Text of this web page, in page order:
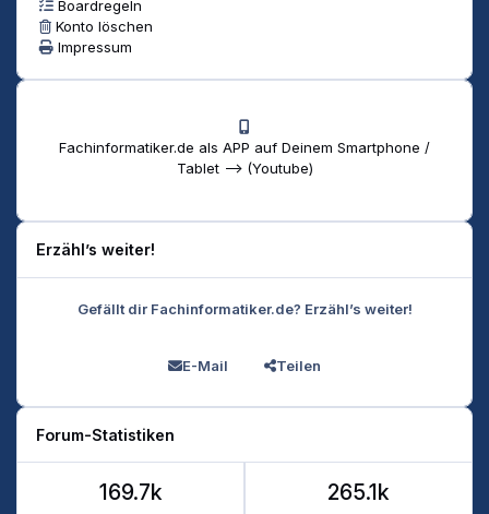
Boardregeln
Konto löschen
Impressum
Fachinformatiker.de als APP auf Deinem Smartphone /
Tablet --> (Youtube)
Erzähl’s weiter!
Gefällt dir Fachinformatiker.de? Erzähl’s weiter!
E-Mail Teilen
Forum-Statistiken
169.7k 265.1k